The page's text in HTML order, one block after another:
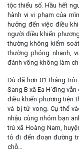
tộc thiểu số. Hầu hết
hành vi vi phạm của
hưởng đến việc điều
người điều khiển
thường không kiểm
thường phóng nhanh,
đánh võng không làm
Dù đã hơn 01 tháng
Sang B xã Ea H'đing
điều khiển phương tiện
và bị tử vong. Cụ thể
nhậu cùng nhóm bạn
trú xã Hoàng Nam,
tô đi đến đoạn đường
chỗ…